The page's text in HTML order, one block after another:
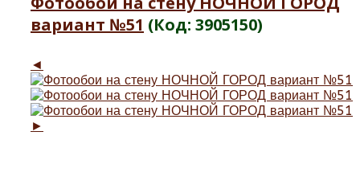
вариант №51 (Код: 3905150)
◄
►